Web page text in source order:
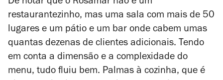
De notar que o Rosamar não é um
restaurantezinho, mas uma sala com mais de 50
lugares e um pátio e um bar onde cabem umas
quantas dezenas de clientes adicionais. Tendo
em conta a dimensão e a complexidade do
menu, tudo fluiu bem. Palmas à cozinha, que é